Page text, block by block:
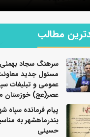
مطالب
سرهنگ سجاد بهمئی
مسئول جدید
عمومی و تبلیغات
عصر(عج) خوزستان
پیام فرمانده سپاه
بندرماهشهر به
حسینی